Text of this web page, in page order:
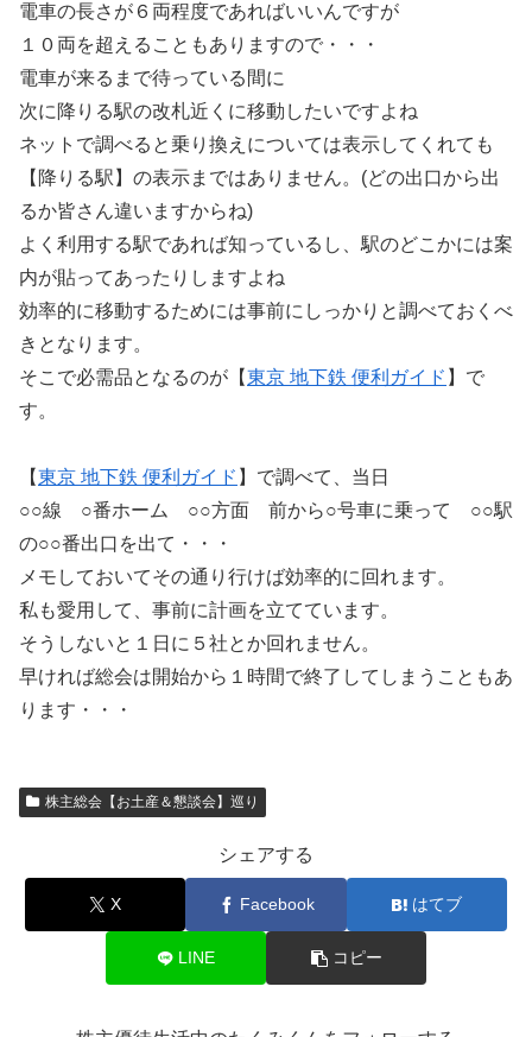
電車の長さが６両程度であればいいんですが
１０両を超えることもありますので・・・
電車が来るまで待っている間に
次に降りる駅の改札近くに移動したいですよね
ネットで調べると乗り換えについては表示してくれても
【降りる駅】の表示まではありません。(どの出口から出
るか皆さん違いますからね)
よく利用する駅であれば知っているし、駅のどこかには案
内が貼ってあったりしますよね
効率的に移動するためには事前にしっかりと調べておくべ
きとなります。
そこで必需品となるのが【東京 地下鉄 便利ガイド 】で
す。
【東京 地下鉄 便利ガイド 】で調べて、当日
○○線 ○番ホーム ○○方面 前から○号車に乗って ○○駅
の○○番出口を出て・・・
メモしておいてその通り行けば効率的に回れます。
私も愛用して、事前に計画を立てています。
そうしないと１日に５社とか回れません。
早ければ総会は開始から１時間で終了してしまうこともあ
ります・・・
株主総会【お土産＆懇談会】巡り
シェアする
X Facebook はてブ
LINE コピー